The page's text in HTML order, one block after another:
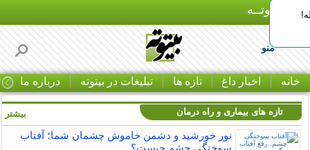
بـیتوتــه
منو
خانه اخبار داغ تازه ها تبلیغات در بیتوته درباره ما
تازه های بیماری و راه درمان
نور خورشید و دشمن خاموش چشمان شما؛ آفتاب
سوختگی چشم چیست؟
بیشتر